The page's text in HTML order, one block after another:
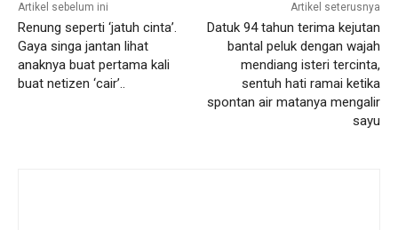
Artikel sebelum ini
Renung seperti ‘jatuh cinta’.
Gaya singa jantan lihat
anaknya buat pertama kali
buat netizen ‘cair’..
Artikel seterusnya
Datuk 94 tahun terima kejutan
bantal peluk dengan wajah
mendiang isteri tercinta,
sentuh hati ramai ketika
spontan air matanya mengalir
sayu